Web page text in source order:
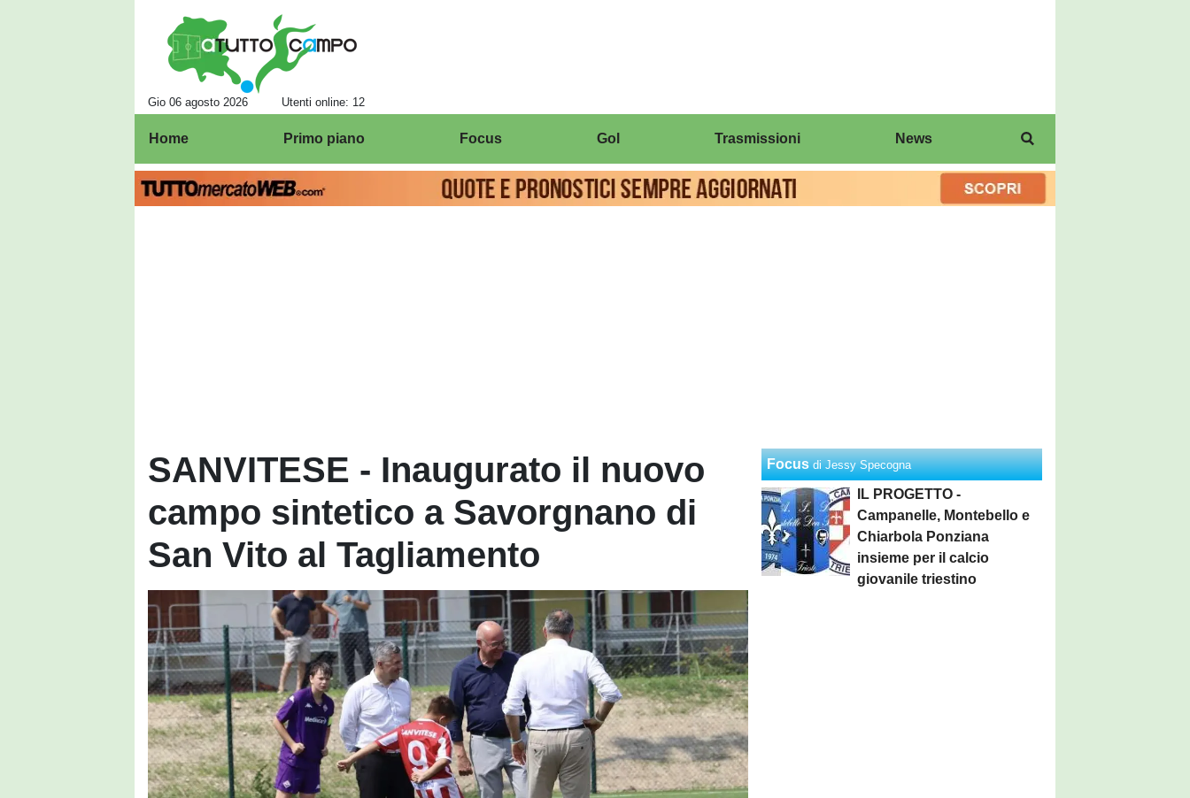
Gio 06 agosto 2026 Utenti online: 12
Home Primo piano Focus Gol Trasmissioni News
SANVITESE - Inaugurato il nuovo
campo sintetico a Savorgnano di
San Vito al Tagliamento
Focus di Jessy Specogna
IL PROGETTO -
Campanelle, Montebello e
Chiarbola Ponziana
insieme per il calcio
giovanile triestino